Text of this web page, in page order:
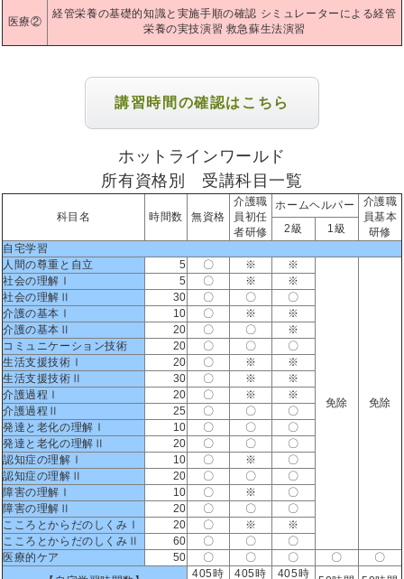
医療②
経管栄養の基礎的知識と実施手順の確認 シミュレーターによる経管
栄養の実技演習 救急蘇生法演習
講習時間の確認はこちら
ホットラインワールド
所有資格別 受講科目一覧
科目名 時間数 無資格
介護職
員初任
者研修
ホームヘルパー
介護職
員基本
研修
2級
1級
自宅学習
人間の尊重と自立
5 〇 ※ ※
免除 免除
社会の理解Ⅰ 5 〇 ※
※
社会の理解Ⅱ
30 〇 〇
〇
介護の基本Ⅰ
10 〇 ※
※
介護の基本Ⅱ
20 〇 〇
※
コミュニケーション技術
20 〇 〇
〇
生活支援技術Ⅰ
20 〇 ※
※
生活支援技術Ⅱ
30 〇 ※
※
介護過程Ⅰ
20 〇 ※
※
介護過程Ⅱ
25 〇 〇
〇
発達と老化の理解Ⅰ
10 〇 〇
〇
発達と老化の理解Ⅱ
20 〇 〇
〇
認知症の理解Ⅰ
10 〇 ※
〇
認知症の理解Ⅱ
20 〇 〇
〇
障害の理解Ⅰ
10 〇 ※
〇
障害の理解Ⅱ
20 〇 〇
〇
こころとからだのしくみⅠ
20 〇 ※
※
こころとからだのしくみⅡ
60 〇 〇
〇
医療的ケア
50 〇 〇 〇 〇
〇
405時 405時 405時